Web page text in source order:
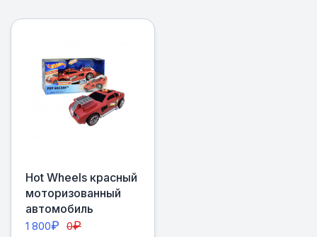
Hot Wheels красный
моторизованный
автомобиль
1 800₽ 0₽